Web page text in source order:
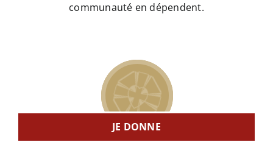
communauté en dépendent.
JE DONNE